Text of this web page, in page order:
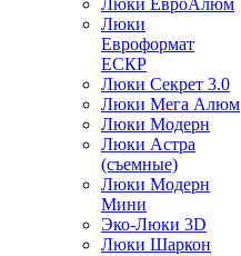
Люки ЕвроАлюм
Люки
Евроформат
ЕСКР
Люки Секрет 3.0
Люки Мега Алюм
Люки Модерн
Люки Астра
(съемные)
Люки Модерн
Мини
Эко-Люки 3D
Люки Шаркон